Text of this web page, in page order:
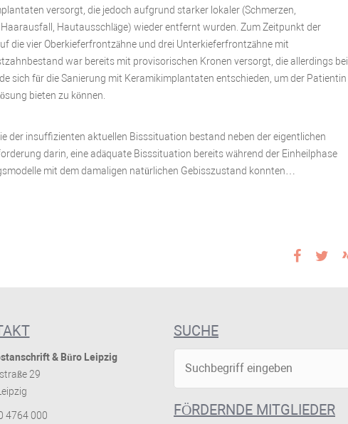
versorgt, die jedoch aufgrund starker lokaler (Schmerzen,
Hautausschläge) wieder entfernt wurden. Zum Zeitpunkt der
die vier Oberkieferfrontzähne und drei Unterkieferfrontzähne mit
war bereits mit provisorischen Kronen versorgt, die allerdings bei
sich für die Sanierung mit Keramikimplantaten entschieden, um der Patientin
bieten zu können.
der insuffizienten aktuellen Bisssituation bestand neben der eigentlichen
darin, eine adäquate Bisssituation bereits während der Einheilphase
mit dem damaligen natürlichen Gebisszustand konnten…
& Büro Leipzig
29
4764 000
SUCHE
FÖRDERNDE MITGLIEDER